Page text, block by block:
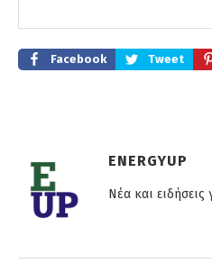
Facebook Tweet
ENERGYUP
Νέα και ειδήσεις